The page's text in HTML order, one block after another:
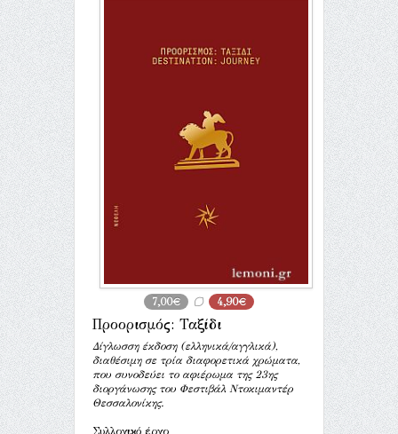
7,00€ 4,90€
Προορισμός: Ταξίδι
Δίγλωσση έκδοση (ελληνικά/αγγλικά),
διαθέσιμη σε τρία διαφορετικά χρώματα,
που συνοδεύει το αφιέρωμα της 23ης
διοργάνωσης του Φεστιβάλ Ντοκιμαντέρ
Θεσσαλονίκης.
Συλλογικό έργο